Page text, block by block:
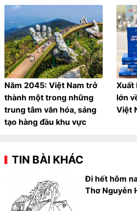
Năm 2045: Việt Nam trở
thành một trong những
trung tâm văn hóa, sáng
tạo hàng đầu khu vực
Xuất
lớn
Việt
TIN BÀI KHÁC
Đi hết hôm
Thơ Nguyễn